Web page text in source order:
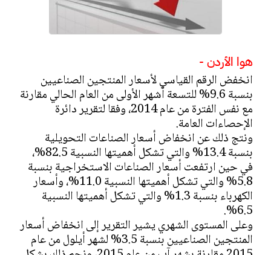
هوا الأردن -
انخفض الرقم القياسي لأسعار المنتجين الصناعيين
بنسبة 9.6% للتسعة أشهر الأولى من العام الحالي مقارنة
مع نفس الفترة من عام 2014، وفقا لتقرير دائرة
الإحصاءات العامة.
ونتج ذلك عن انخفاض أسعار الصناعات التحويلية
بنسبة 13.4% والتي تشكل أهميتها النسبية 82.5%،
في حين ارتفعت أسعار الصناعات الاستخراجية بنسبة
5.8% والتي تشكل أهميتها النسبية 11.0%، وأسعار
الكهرباء بنسبة 1.3% والتي تشكل أهميتها النسبية
6.5%.
وعلى المستوى الشهري يشير التقرير إلى انخفاض أسعار
المنتجين الصناعيين بنسبة 3.5% لشهر أيلول من عام